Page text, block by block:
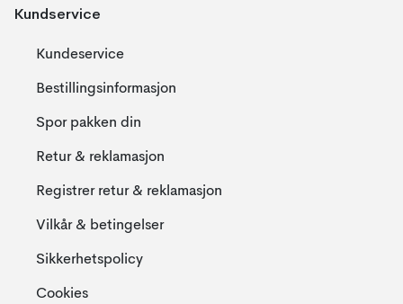
Kundservice
Kundeservice
Bestillingsinformasjon
Spor pakken din
Retur & reklamasjon
Registrer retur & reklamasjon
Vilkår & betingelser
Sikkerhetspolicy
Cookies